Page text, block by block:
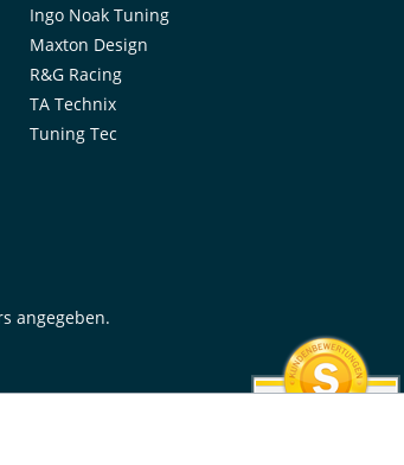
Ingo Noak Tuning
Maxton Design
R&G Racing
TA Technix
Tuning Tec
angegeben.